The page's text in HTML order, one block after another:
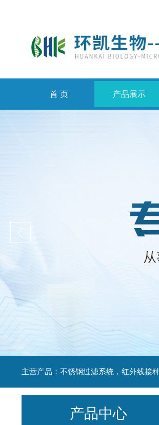
首 页 产品展示
产品中心